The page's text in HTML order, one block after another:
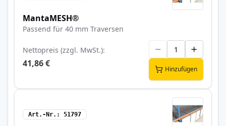
MantaMESH®
Passend für 40 mm Traversen
Nettopreis (zzgl. MwSt.)
41,86 €
Hinzufügen
Art.-Nr. 51797